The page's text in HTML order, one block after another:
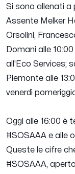
Si sono allenati a
Assente Melker
Orsolini,
Domani alle
all'Eco Services;
Piemonte alle
venerdì
Oggi alle 16:00 è
#SOSAAA e alle
Queste le cifre
#SOSAAA,